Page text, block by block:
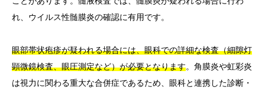
れ、ウイルス性髄膜炎の確認に有用です。
眼部帯状疱疹が疑われる場合には、眼科での詳細な検査（細隙灯
顕微鏡検査、眼圧測定など）が必要となります。角膜炎や虹彩炎
は視力に関わる重大な合併症であるため、眼科と連携した診断・